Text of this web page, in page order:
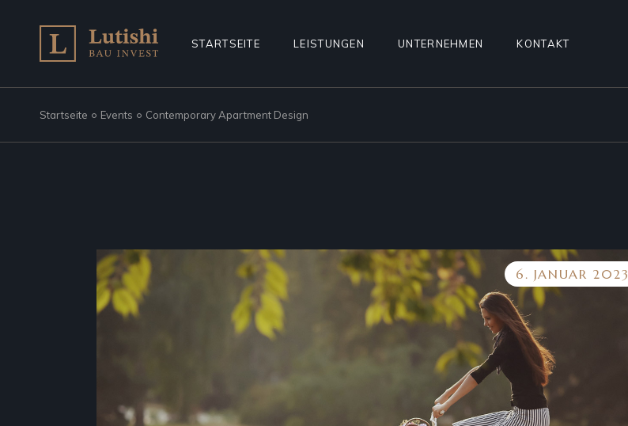
STARTSEITE LEISTUNGEN UNTERNEHMEN KONTAKT
Startseite Events Contemporary Apartment Design
6. JANUAR 2023